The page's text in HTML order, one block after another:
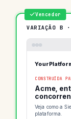
Vencedor
VARIAÇÃO B ·
CONSTRUÍDA
Acme,
Veja como a
plataforma.